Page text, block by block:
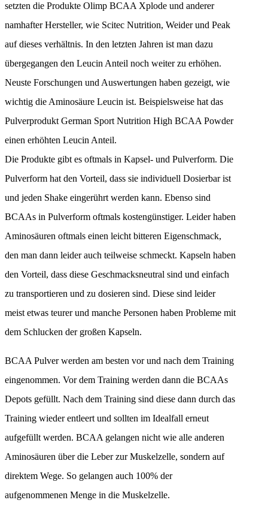
setzten die Produkte Olimp BCAA Xplode und anderer
namhafter Hersteller, wie Scitec Nutrition, Weider und Peak
auf dieses verhältnis. In den letzten Jahren ist man dazu
übergegangen den Leucin Anteil noch weiter zu erhöhen.
Neuste Forschungen und Auswertungen haben gezeigt, wie
wichtig die Aminosäure Leucin ist. Beispielsweise hat das
Pulverprodukt German Sport Nutrition High BCAA Powder
einen erhöhten Leucin Anteil.
Die Produkte gibt es oftmals in Kapsel- und Pulverform. Die
Pulverform hat den Vorteil, dass sie individuell Dosierbar ist
und jeden Shake eingerührt werden kann. Ebenso sind
BCAAs in Pulverform oftmals kostengünstiger. Leider haben
Aminosäuren oftmals einen leicht bitteren Eigenschmack,
den man dann leider auch teilweise schmeckt. Kapseln haben
den Vorteil, dass diese Geschmacksneutral sind und einfach
zu transportieren und zu dosieren sind. Diese sind leider
meist etwas teurer und manche Personen haben Probleme mit
dem Schlucken der großen Kapseln.
BCAA Pulver werden am besten vor und nach dem Training
eingenommen. Vor dem Training werden dann die BCAAs
Depots gefüllt. Nach dem Training sind diese dann durch das
Training wieder entleert und sollten im Idealfall erneut
aufgefüllt werden. BCAA gelangen nicht wie alle anderen
Aminosäuren über die Leber zur Muskelzelle, sondern auf
direktem Wege. So gelangen auch 100% der
aufgenommenen Menge in die Muskelzelle.